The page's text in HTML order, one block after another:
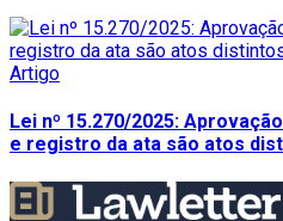
Artigo
Lei nº 15.270/2025:
e registro da ata são atos